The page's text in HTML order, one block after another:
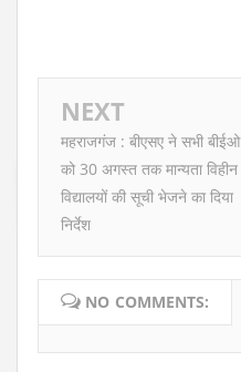
NEXT
महराजगंज : बीएसए ने सभी बीईओ
को 30 अगस्त तक मान्यता विहीन
विद्यालयों की सूची भेजने का दिया
निर्देश
NO COMMENTS: